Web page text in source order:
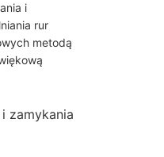
i
rur
metodą
zamykania